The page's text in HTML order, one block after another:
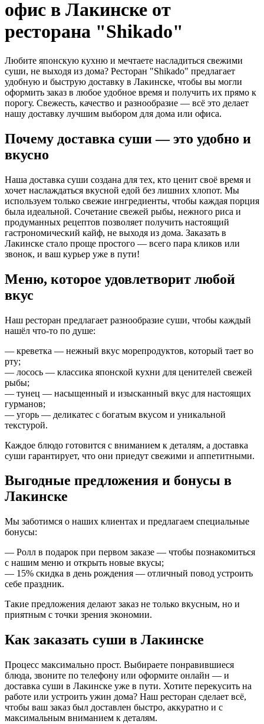
офис в Лакинске от
ресторана "Shikado"
Любите японскую кухню и мечтаете насладиться свежими
суши, не выходя из дома? Ресторан "Shikado" предлагает
удобную и быструю доставку в Лакинске, чтобы вы могли
оформить заказ в любое удобное время и получить их прямо к
порогу. Свежесть, качество и разнообразие — всё это делает
нашу доставку лучшим выбором для дома или офиса.
Почему доставка суши — это удобно и
вкусно
Наша доставка суши создана для тех, кто ценит своё время и
хочет наслаждаться вкусной едой без лишних хлопот. Мы
используем только свежие ингредиенты, чтобы каждая порция
была идеальной. Сочетание свежей рыбы, нежного риса и
продуманных рецептов позволяет получить настоящий
гастрономический кайф, не выходя из дома. Заказать в
Лакинске стало проще простого — всего пара кликов или
звонок, и ваш курьер уже в пути!
Меню, которое удовлетворит любой
вкус
Наш ресторан предлагает разнообразие суши, чтобы каждый
нашёл что-то по душе:
— креветка — нежный вкус морепродуктов, который тает во
рту;
— лосось — классика японской кухни для ценителей свежей
рыбы;
— тунец — насыщенный и изысканный вкус для настоящих
гурманов;
— угорь — деликатес с богатым вкусом и уникальной
текстурой.
Каждое блюдо готовится с вниманием к деталям, а доставка
суши гарантирует, что они приедут свежими и аппетитными.
Выгодные предложения и бонусы в
Лакинске
Мы заботимся о наших клиентах и предлагаем специальные
бонусы:
— Ролл в подарок при первом заказе — чтобы познакомиться
с нашим меню и открыть новые вкусы;
— 15% скидка в день рождения — отличный повод устроить
себе праздник.
Такие предложения делают заказ не только вкусным, но и
приятным с точки зрения экономии.
Как заказать суши в Лакинске
Процесс максимально прост. Выбираете понравившиеся
блюда, звоните по телефону или оформите онлайн — и
доставка суши в Лакинске уже в пути. Хотите перекусить на
работе или устроить ужин дома? Наш ресторан сделает всё,
чтобы ваш заказ был доставлен быстро, аккуратно и с
максимальным вниманием к деталям.